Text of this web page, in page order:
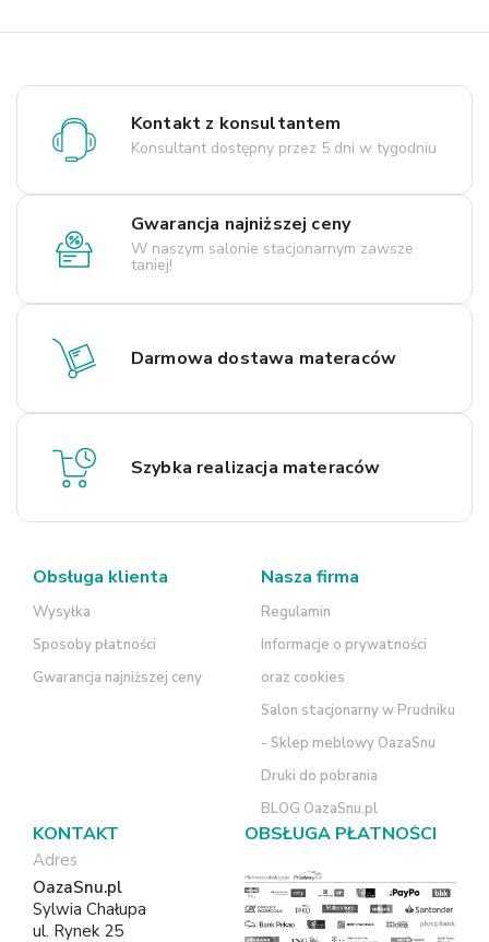
Kontakt z konsultantem
Konsultant dostępny przez 5 dni w tygodniu
Gwarancja najniższej ceny
W naszym salonie stacjonarnym zawsze
taniej!
Darmowa dostawa materaców
Szybka realizacja materaców
Obsługa klienta
Wysyłka
Sposoby płatności
Gwarancja najniższej ceny
Nasza firma
Regulamin
Informacje o prywatności
oraz cookies
Salon stacjonarny w Prudniku
- Sklep meblowy OazaSnu
Druki do pobrania
BLOG OazaSnu.pl
KONTAKT
Adres
OazaSnu.pl
Sylwia Chałupa
ul. Rynek 25
OBSŁUGA PŁATNOŚCI